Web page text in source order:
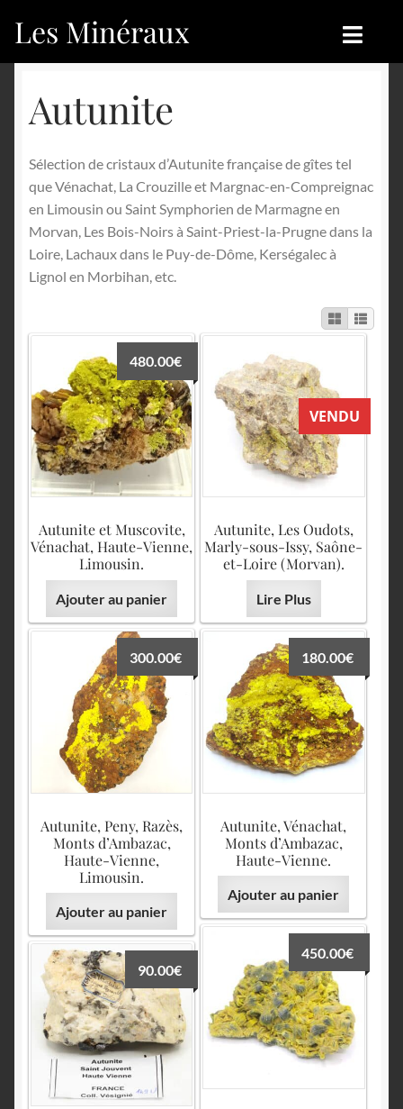
Aller
à
Aller
au
Les Minéraux
Catégories
Nouveautés
Achat
Mon compte
English
Boutique
Nouveautés
Blog
Achat
Autunite
Sélection de cristaux d’Autunite française de gîtes tel
que Vénachat, La Crouzille et Margnac-en-Compreignac
en Limousin ou Saint Symphorien de Marmagne en
Morvan, Les Bois-Noirs à Saint-Priest-la-Prugne dans la
Loire, Lachaux dans le Puy-de-Dôme, Kerségalec à
Lignol en Morbihan, etc.
Autunite et Muscovite,
Vénachat, Haute-Vienne,
Limousin.
480.00€
Ajouter au panier
VENDU
Autunite, Les Oudots,
Marly-sous-Issy, Saône-
et-Loire (Morvan).
Lire Plus
Autunite, Peny, Razès,
Monts d’Ambazac,
Haute-Vienne,
Limousin.
300.00€
Ajouter au panier
Autunite, Vénachat,
Monts d’Ambazac,
Haute-Vienne.
180.00€
Ajouter au panier
450.00€
90.00€